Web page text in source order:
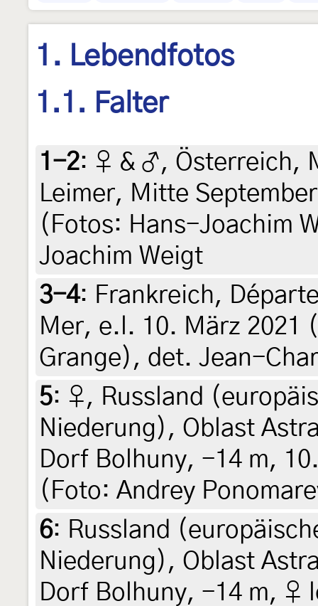
1. Lebendfotos
1.1. Falter
1-2: ♀ & ♂, Österreich,
Leimer, Mitte
(Fotos: Hans-Joachim
Joachim Weigt
3-4: Frankreich,
Mer, e.l. 10. März
Grange), det. Jean-
5: ♀, Russland
Niederung), Oblast
Dorf Bolhuny, -14 m,
(Foto: Andrey
6: Russland
Niederung), Oblast
Dorf Bolhuny, -14 m, ♀